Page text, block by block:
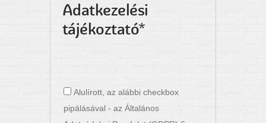
Adatkezelési
tájékoztató*
Alulírott, az alábbi checkbox
pipálásával - az Általános